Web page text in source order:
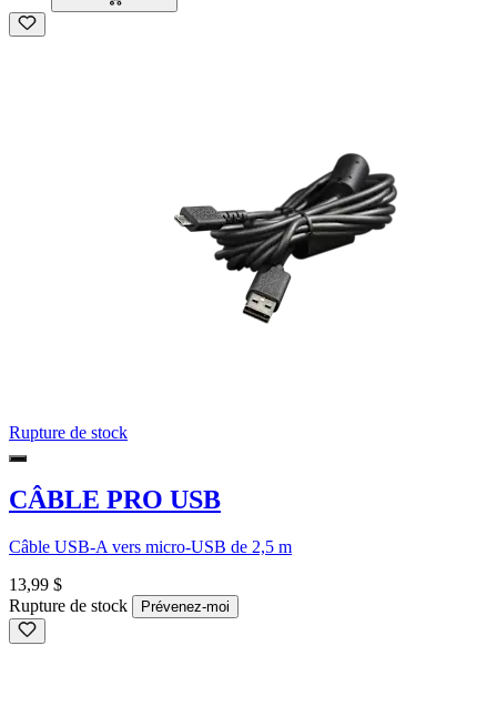
Rupture de stock
CÂBLE PRO USB
Câble USB-A vers micro-USB de 2,5 m
13,99 $
Rupture de stock
Prévenez-moi